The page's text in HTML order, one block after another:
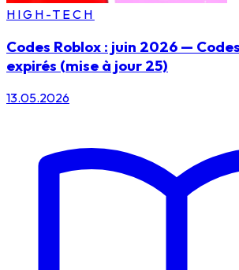
HIGH-TECH
Codes Roblox : juin 2026 —
expirés (mise à jour 25)
13.05.2026